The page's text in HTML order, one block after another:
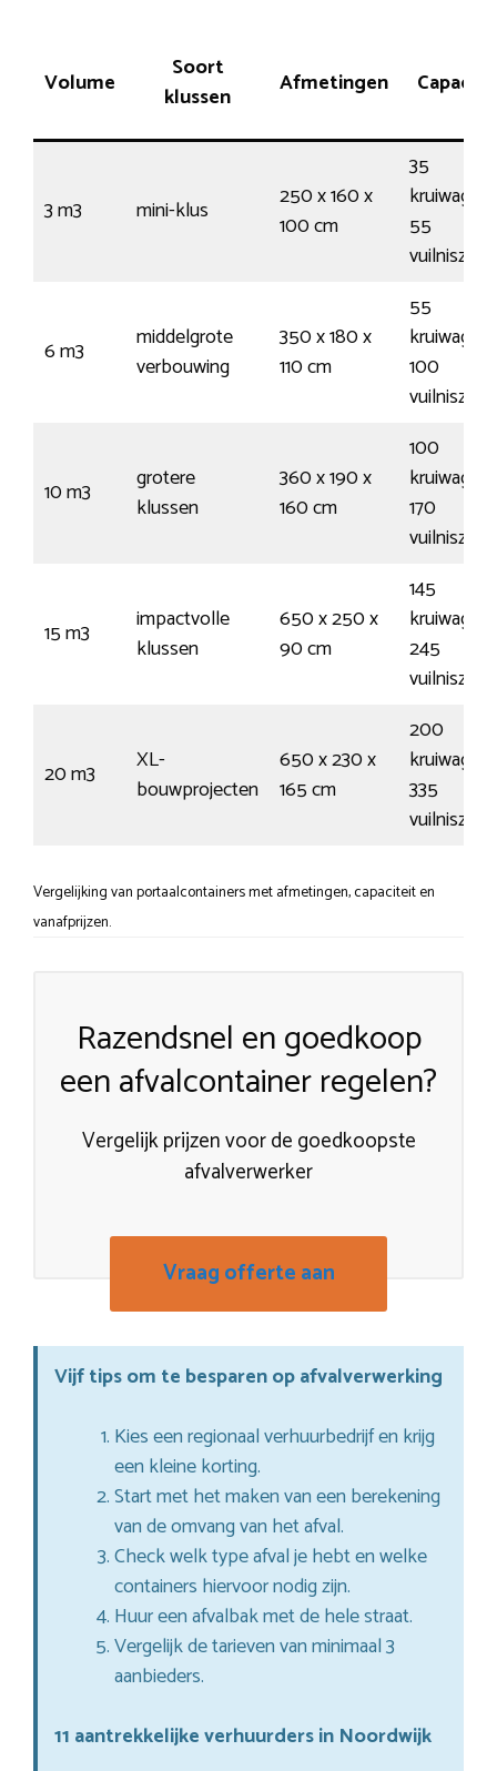
Volume
Soort
klussen
Afmetingen
3 m3 mini-klus
250 x 160 x
100 cm
35
55
6 m3
middelgrote
verbouwing
350 x 180 x
110 cm
55
100
10 m3
grotere
klussen
360 x 190 x
160 cm
100
170
15 m3
impactvolle
klussen
650 x 250 x
90 cm
145
245
20 m3
XL-
bouwprojecten
650 x 230 x
165 cm
200
335
Vergelijking van portaalcontainers met afmetingen, capaciteit en
vanafprijzen.
Razendsnel en goedkoop
een afvalcontainer regelen?
Vergelijk prijzen voor de goedkoopste
afvalverwerker
Vraag offerte aan
Vijf tips om te besparen op afvalverwerking
Kies een regionaal verhuurbedrijf en krijg
een kleine korting.
Start met het maken van een berekening
van de omvang van het afval.
Check welk type afval je hebt en welke
containers hiervoor nodig zijn.
Huur een afvalbak met de hele straat.
Vergelijk de tarieven van minimaal 3
aanbieders.
11 aantrekkelijke verhuurders in Noordwijk